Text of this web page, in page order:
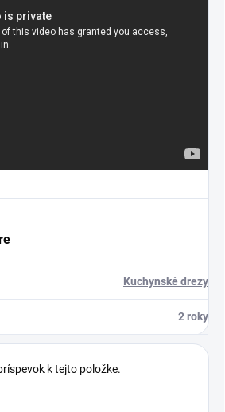
Kuchynské drezy
2 roky
k tejto položke.